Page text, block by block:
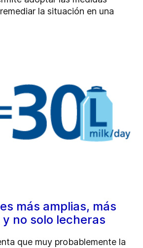
la situación en una
más amplias, más
no solo lecheras
que muy probablemente la